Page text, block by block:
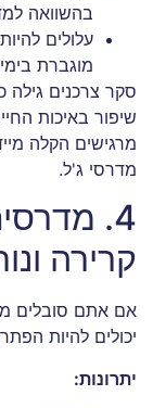
בהשוואה
עלולים
מוגברת
מרגישים הקלה
מדרסי ג'ל.
4.
קרירה
אם אתם סובלים
יכולים להיות
יתרונות: